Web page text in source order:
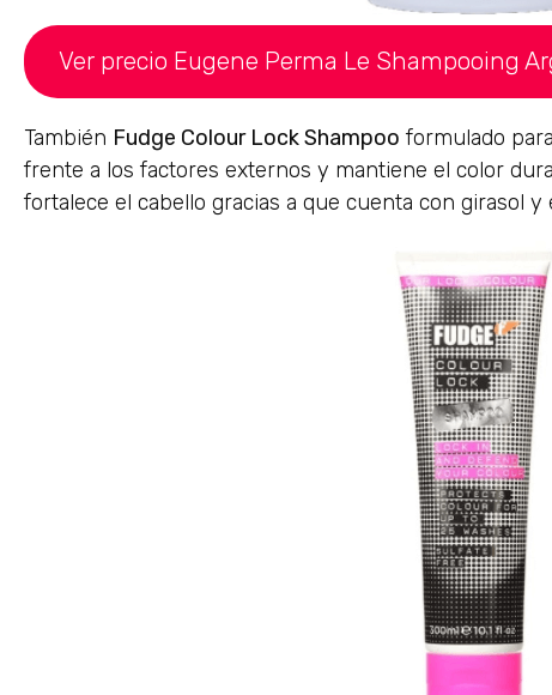
Ver precio Eugene Perma Le Shampooing
También Fudge Colour Lock Shampoo formulado
frente a los factores externos y mantiene el color
fortalece el cabello gracias a que cuenta con girasol y